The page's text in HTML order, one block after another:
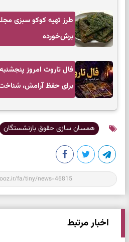
طرز تهیه کوکو سبزی
برش‌خورده
برای حفظ آرامش،
همسان سازی حقوق بازنشستگان
اخبار مرتبط